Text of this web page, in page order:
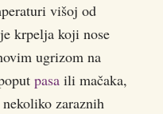
višoj od
krpelja koji nose
ugrizom na
pasa ili mačaka,
zaraznih